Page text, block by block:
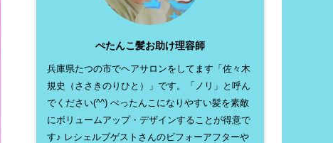
ぺたんこ髪お助け理容師
兵庫県たつの市でヘアサロンをしてます「佐々木
規史（ささきのりひと）」です。「ノリ」と呼ん
でください(^^) ぺったんこになりやすい髪を素敵
にボリュームアップ・デザインすることが得意で
す♪ レシェルブゲストさんのビフォーアフターや